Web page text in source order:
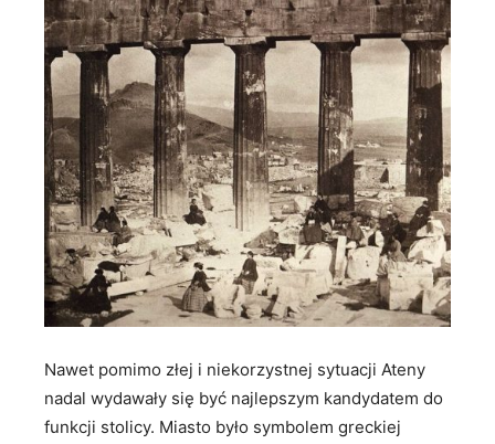
Nawet pomimo złej i niekorzystnej sytuacji Ateny
nadal wydawały się być najlepszym kandydatem do
funkcji stolicy. Miasto było symbolem greckiej